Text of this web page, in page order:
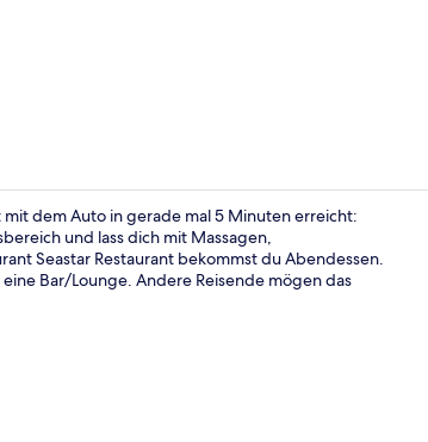
Innenpool,
dem Auto in gerade mal 5 Minuten erreicht:
und lass dich mit Massagen,
Seastar Restaurant bekommst du Abendessen.
Bar/Lounge. Andere Reisende mögen das